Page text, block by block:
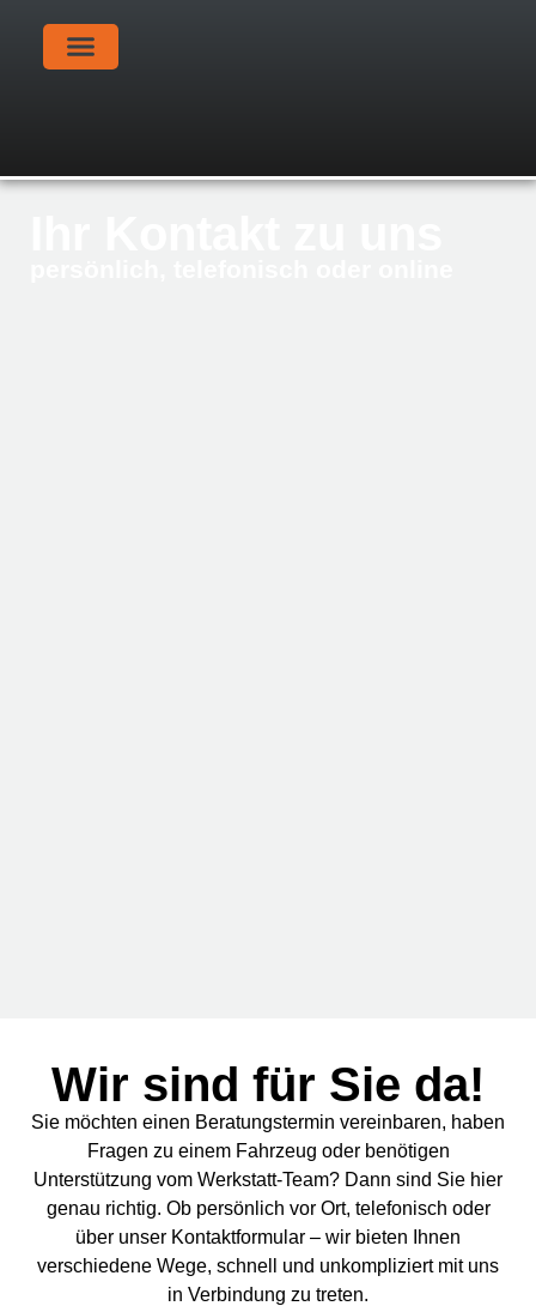
Wir sind für Sie da!
Sie möchten einen Beratungstermin vereinbaren, haben
Fragen zu einem Fahrzeug oder benötigen
Unterstützung vom Werkstatt-Team? Dann sind Sie hier
genau richtig. Ob persönlich vor Ort, telefonisch oder
über unser Kontaktformular – wir bieten Ihnen
verschiedene Wege, schnell und unkompliziert mit uns
in Verbindung zu treten.